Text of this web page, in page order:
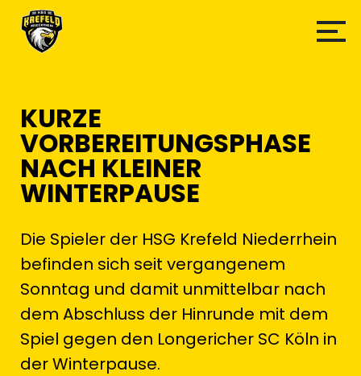
KURZE
VORBEREITUNGSPHASE
NACH KLEINER
WINTERPAUSE
Die Spieler der HSG Krefeld Niederrhein
befinden sich seit vergangenem
Sonntag und damit unmittelbar nach
dem Abschluss der Hinrunde mit dem
Spiel gegen den Longericher SC Köln in
der Winterpause.